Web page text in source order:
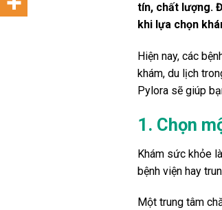
tín, chất lượng.
khi lựa chọn
Hiện nay, các
khám, du lịch
Pylora sẽ giúp
1. Chọn
Khám sức khỏe
bệnh viện hay
Một trung tâm